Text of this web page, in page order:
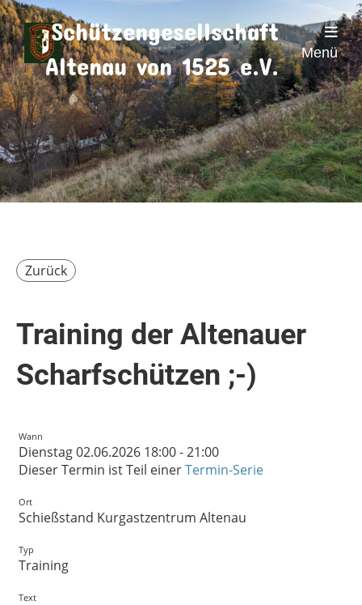
Schützengesellschaft
Altenau von 1525 e.V.
Menü
Zurück
Training der Altenauer
Scharfschützen ;-)
Wann
Dienstag 02.06.2026 18:00 - 21:00
Dieser Termin ist Teil einerTermin-Serie
Ort
Schießstand Kurgastzentrum Altenau
Typ
Training
Text